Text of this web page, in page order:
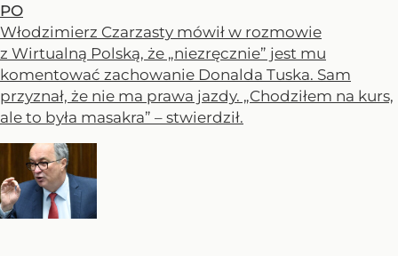
PO
Włodzimierz Czarzasty mówił w rozmowie
z Wirtualną Polską, że „niezręcznie” jest mu
komentować zachowanie Donalda Tuska. Sam
przyznał, że nie ma prawa jazdy. „Chodziłem na kurs,
ale to była masakra” – stwierdził.